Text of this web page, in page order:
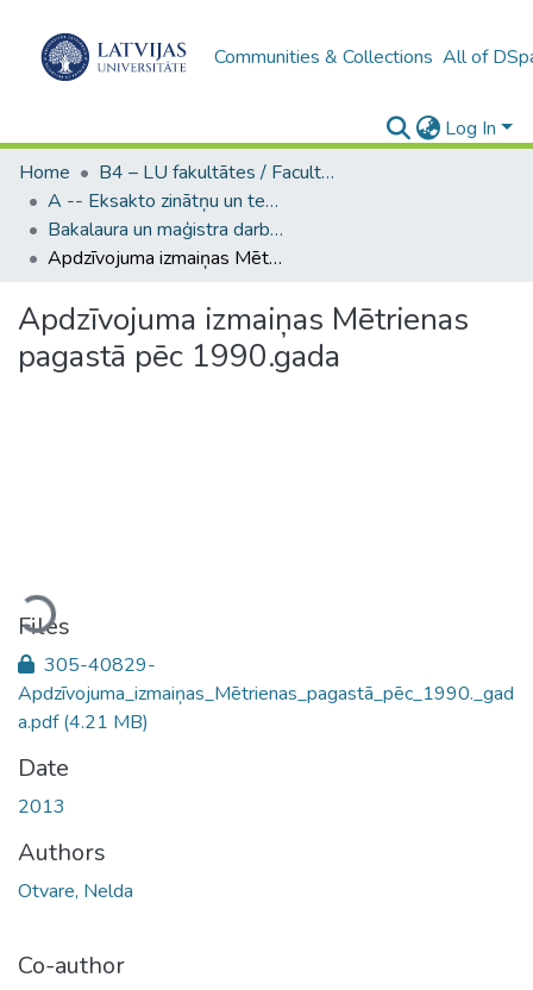
Communities & Collections All of
Log In
Home
B4 – LU fakultātes / Faculties of the UL
A -- Eksakto zinātņu un tehnoloģiju fakultāte / Faculty of Science and Technology
Bakalaura un maģistra darbi (EZTF) / Bachelor's and Master's theses
Apdzīvojuma izmaiņas Mētrienas pagastā pēc 1990.gada
Apdzīvojuma izmaiņas Mētrienas
pagastā pēc 1990.gada
Loading...
Files
305-40829-
Apdzīvojuma_izmaiņas_Mētrienas_pagastā_pēc_1990._gad
a.pdf(4.21 MB)
Date
2013
Authors
Otvare, Nelda
Co-author